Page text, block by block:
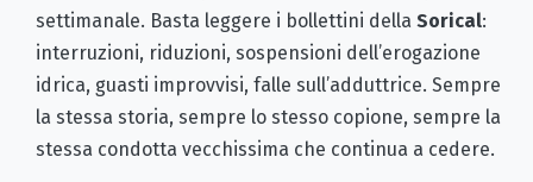
settimanale. Basta leggere i bollettini della Sorical:
interruzioni, riduzioni, sospensioni dell’erogazione
idrica, guasti improvvisi, falle sull’adduttrice. Sempre
la stessa storia, sempre lo stesso copione, sempre la
stessa condotta vecchissima che continua a cedere.